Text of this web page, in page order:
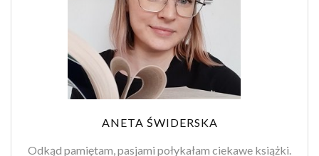
ANETA ŚWIDERSKA
Odkąd pamiętam, pasjami połykałam ciekawe książki.